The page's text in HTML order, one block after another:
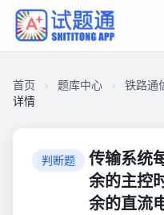
首页 题库中心 铁路通
详情
判断题
传输系统
余的主控
余的直流